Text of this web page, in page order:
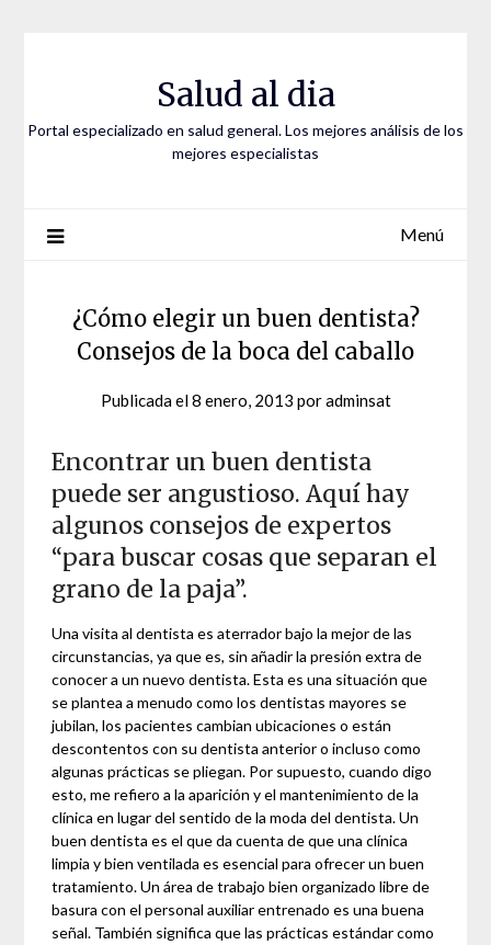
Salud al dia
Portal especializado en salud general. Los mejores análisis de los
mejores especialistas
Menú
¿Cómo elegir un buen dentista?
Consejos de la boca del caballo
Publicada el8 enero, 2013 poradminsat
Encontrar un buen dentista
puede ser angustioso. Aquí hay
algunos consejos de expertos
“para buscar cosas que separan el
grano de la paja”.
Una visita al dentista es aterrador bajo la mejor de las
circunstancias, ya que es, sin añadir la presión extra de
conocer a un nuevo dentista. Esta es una situación que
se plantea a menudo como los dentistas mayores se
jubilan, los pacientes cambian ubicaciones o están
descontentos con su dentista anterior o incluso como
algunas prácticas se pliegan. Por supuesto, cuando digo
esto, me refiero a la aparición y el mantenimiento de la
clínica en lugar del sentido de la moda del dentista. Un
buen dentista es el que da cuenta de que una clínica
limpia y bien ventilada es esencial para ofrecer un buen
tratamiento. Un área de trabajo bien organizado libre de
basura con el personal auxiliar entrenado es una buena
señal. También significa que las prácticas estándar como